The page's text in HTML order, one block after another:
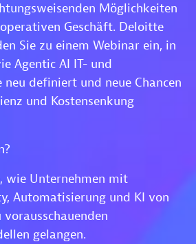
Möglichkeiten
Geschäft. Deloitte
Sie zu einem Webinar ein, in
Agentic AI IT- und
neu definiert und neue Chancen
und Kostensenkung
wie Unternehmen mit
Automatisierung und KI von
gelangen.